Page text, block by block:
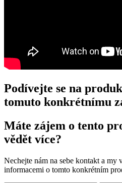
Podívejte se na
tomuto konkrétnímu
Máte zájem o tento
vědět více?
Nechejte nám na sebe kontakt a my
informacemi o tomto konkrétním